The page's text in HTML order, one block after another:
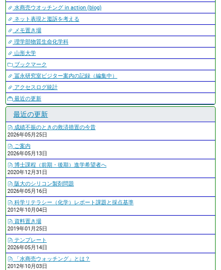
水商売ウオッチング in action (blog)
ネット表現と濫訴を考える
メモ置き場
理学部物質生命化学科
山形大学
ブックマーク
冨永研究室ビジター案内の記録（編集中）
アクセスログ統計
最近の更新
最近の更新
成績不振のときの救済措置の今昔
2026年05月25日
ご案内
2026年05月13日
博士課程（前期・後期）進学希望者へ
2020年12月31日
阪大のシリコン製剤問題
2026年05月16日
科学リテラシー（化学）レポート課題と採点基準
2012年10月04日
資料置き場
2019年01月25日
テンプレート
2026年05月14日
「水商売ウォッチング」とは？
2012年10月03日